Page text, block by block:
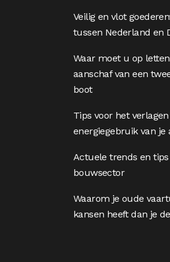
Veilig en vlot
tussen Nederland en
Waar moet u op
aanschaf van een
boot
Tips voor het
energiegebruik van je
Actuele trends en
bouwsector
Waarom je oude
kansen heeft dan je